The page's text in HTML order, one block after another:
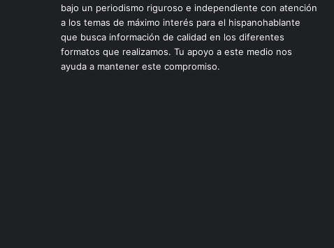
bajo un periodismo riguroso e independiente con atención
a los temas de máximo interés para el hispanohablante
que busca información de calidad en los diferentes
formatos que realizamos. Tu apoyo a este medio nos
ayuda a mantener este compromiso.